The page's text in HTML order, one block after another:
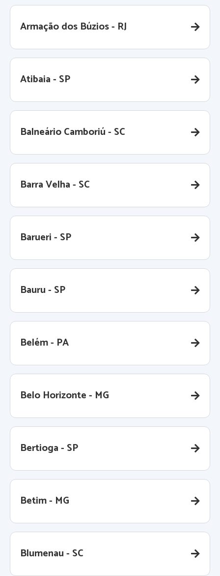
Armação dos Búzios - RJ
Atibaia - SP
Balneário Camboriú - SC
Barra Velha - SC
Barueri - SP
Bauru - SP
Belém - PA
Belo Horizonte - MG
Bertioga - SP
Betim - MG
Blumenau - SC